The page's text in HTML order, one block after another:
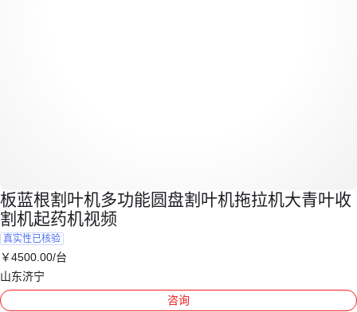
板蓝根割叶机多功能圆盘割叶机拖拉机大青叶收
割机起药机视频
真实性已核验
￥4500 .00/台
山东济宁
咨询